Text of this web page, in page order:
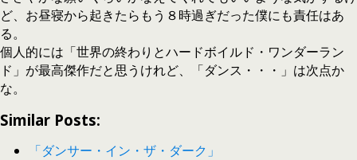
ど、お昼寝から起きたらもう８時過ぎだった僕にも責任はあ
る。
個人的には「世界の終わりとハードボイルド・ワンダーラン
ド」が最高傑作だと思うけれど、「ダンス・・・」は次点か
な。
Similar Posts:
「ダンサー・イン・ザ・ダーク」